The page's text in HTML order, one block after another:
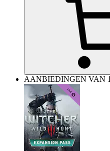
AANBIEDINGEN VAN